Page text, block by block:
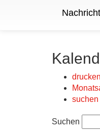
drucken
suchen
Suchen